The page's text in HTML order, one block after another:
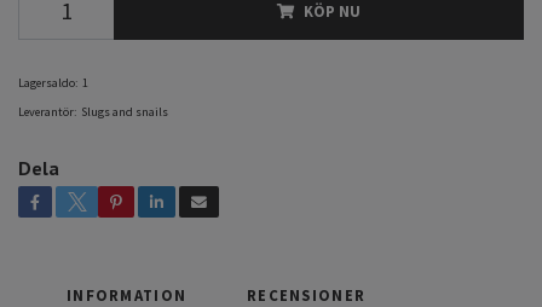
KÖP NU
Lagersaldo: 1
Leverantör: Slugs and snails
Dela
INFORMATION RECENSIONER